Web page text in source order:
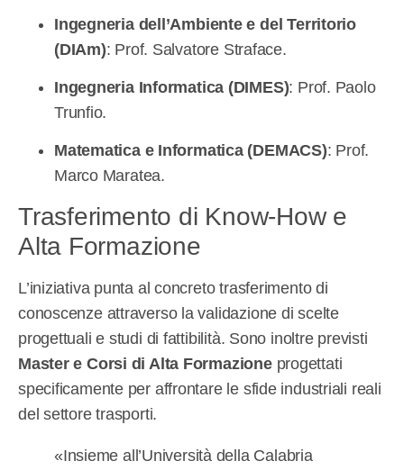
Ingegneria dell’Ambiente e del Territorio
(DIAm): Prof. Salvatore Straface.
Ingegneria Informatica (DIMES): Prof. Paolo
Trunfio.
Matematica e Informatica (DEMACS): Prof.
Marco Maratea.
Trasferimento di Know-How e
Alta Formazione
L’iniziativa punta al concreto trasferimento di
conoscenze attraverso la validazione di scelte
progettuali e studi di fattibilità. Sono inoltre previsti
Master e Corsi di Alta Formazioneprogettati
specificamente per affrontare le sfide industriali reali
del settore trasporti.
«Insieme all’Università della Calabria